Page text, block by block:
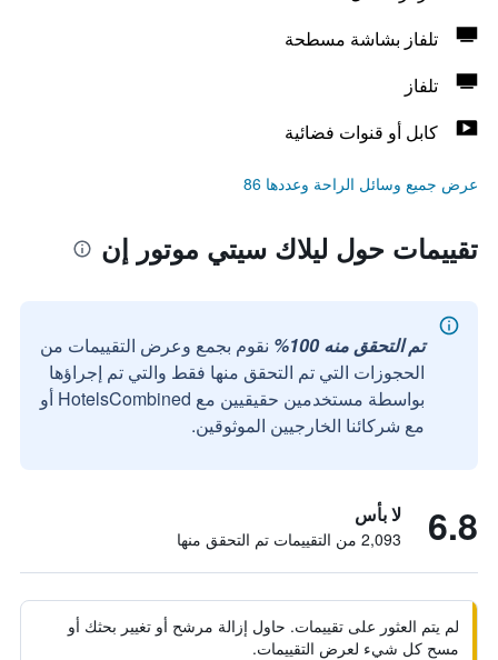
تلفاز بشاشة مسطحة
تلفاز
كابل أو قنوات فضائية
عرض جميع وسائل الراحة وعددها 86
تقييمات حول ليلاك سيتي موتور إن
تم التحقق منه 100%
نقوم بجمع وعرض التقييمات من
الحجوزات التي تم التحقق منها فقط والتي تم إجراؤها
بواسطة مستخدمين حقيقيين مع HotelsCombined أو
مع شركائنا الخارجيين الموثوقين.
6.8 لا بأس
2,093 من التقييمات تم التحقق منها
لم يتم العثور على تقييمات. حاول إزالة مرشح أو تغيير بحثك أو
مسح كل شيء لعرض التقييمات.